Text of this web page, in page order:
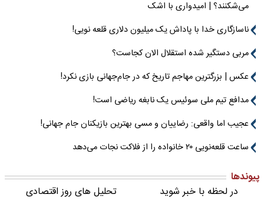
می‌شکنند؟ | امیدواری با اشک
ناسازگاری خدا با پاداش یک میلیون دلاری قلعه نویی!
مربی دستگیر شده استقلال الان کجاست؟
عکس | بزرگترین مهاجم تاریخ که در جام‌جهانی بازی نکرد!
مدافع تیم ملی سوئیس یک نابغه ریاضی است!
عجیب اما واقعی: رضاییان و مسی بهترین بازیکنان جام جهانی!
ساعت قلعه‌نویی ۲۰ خانواده را از فلاکت نجات می‌دهد
پیوندها
در لحظه با خبر شوید
تحلیل های روز اقتصادی